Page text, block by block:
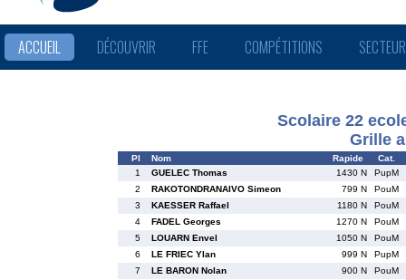
ACCUEIL DÉCOUVRIR FFE COMPÉTITIONS
Scolaire 22
Grille
Pl Nom Rapide
Cat.
1
GUELEC Thomas 1430 N
PupM
2
RAKOTONDRANAIVO Simeon 799 N
PouM
3
KAESSER Raffael 1180 N
PouM
4
FADEL Georges 1270 N
PouM
5
LOUARN Envel 1050 N
PouM
6
LE FRIEC Ylan 999 N
PupM
7
LE BARON Nolan 900 N
PouM